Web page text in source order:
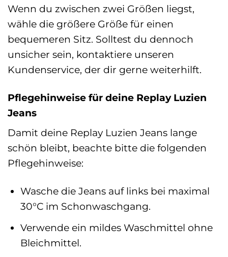
Wenn du zwischen zwei Größen liegst,
wähle die größere Größe für einen
bequemeren Sitz. Solltest du dennoch
unsicher sein, kontaktiere unseren
Kundenservice, der dir gerne weiterhilft.
Pflegehinweise für deine Replay Luzien
Jeans
Damit deine Replay Luzien Jeans lange
schön bleibt, beachte bitte die folgenden
Pflegehinweise:
Wasche die Jeans auf links bei maximal
30°C im Schonwaschgang.
Verwende ein mildes Waschmittel ohne
Bleichmittel.